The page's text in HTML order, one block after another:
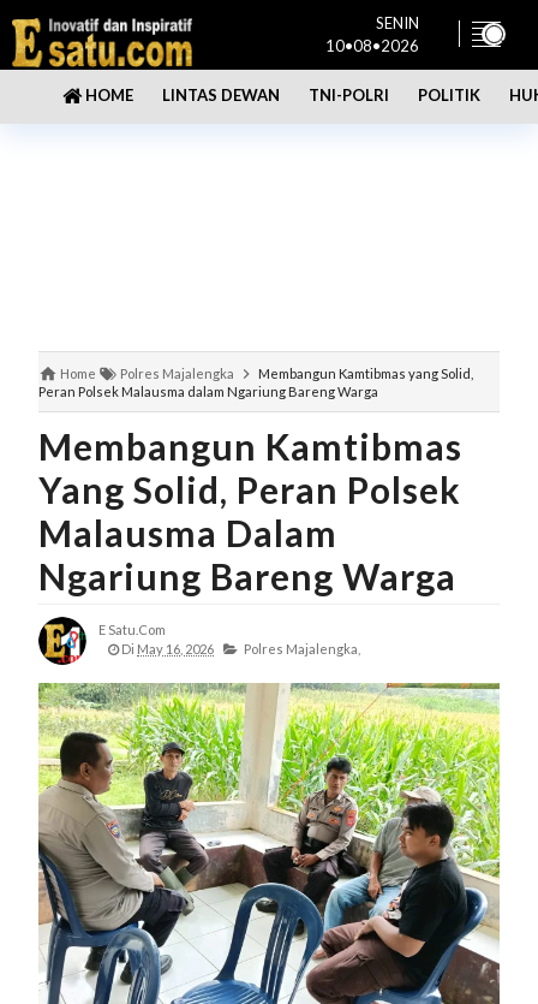
SENIN
10•08•2026
HOME LINTAS DEWAN TNI-POLRI POLITIK
Home Polres Majalengka
Membangun Kamtibmas yang Solid,
Peran Polsek Malausma dalam Ngariung Bareng Warga
Membangun Kamtibmas
Yang Solid, Peran Polsek
Malausma Dalam
Ngariung Bareng Warga
E Satu.com
Di May 16, 2026 Polres Majalengka,